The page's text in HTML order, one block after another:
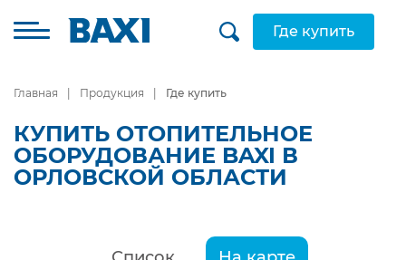
Где купить
Главная Продукция Где купить
КУПИТЬ ОТОПИТЕЛЬНОЕ
ОБОРУДОВАНИЕ BAXI В
ОРЛОВСКОЙ ОБЛАСТИ